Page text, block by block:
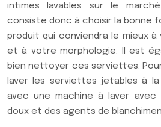
intimes lavables sur le
consiste donc à choisir la bonne
produit qui conviendra le mieux
et à votre morphologie. Il est
bien nettoyer ces serviettes.
laver les serviettes jetables à
avec une machine à laver
doux et des agents de